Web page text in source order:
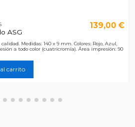
ASG
139,00 €
Medidas: 140 x 9 mm. Colores: Rojo, Azul,
a todo color (cuatricromía). Área impresión: 90
carrito